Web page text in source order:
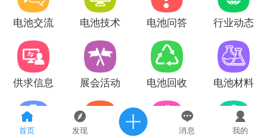
首页 发现 消息 我的
电池交流 电池技术 电池问答 行业动态
供求信息 展会活动 电池回收 电池材料